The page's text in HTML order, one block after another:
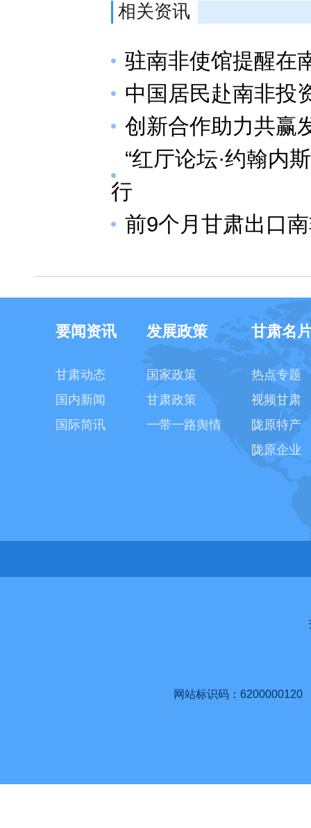
相关资讯
驻南非使馆提醒在
中国居民赴南非投
创新合作助力共赢
“红厅论坛·约翰内
行
前9个月甘肃出口
要闻资讯
甘肃动态
国内新闻
国际简讯
发展政策
国家政策
甘肃政策
一带一路舆情
甘肃名
热点专题
视频甘肃
陇原特产
陇原企业
网站标识码：6200000120